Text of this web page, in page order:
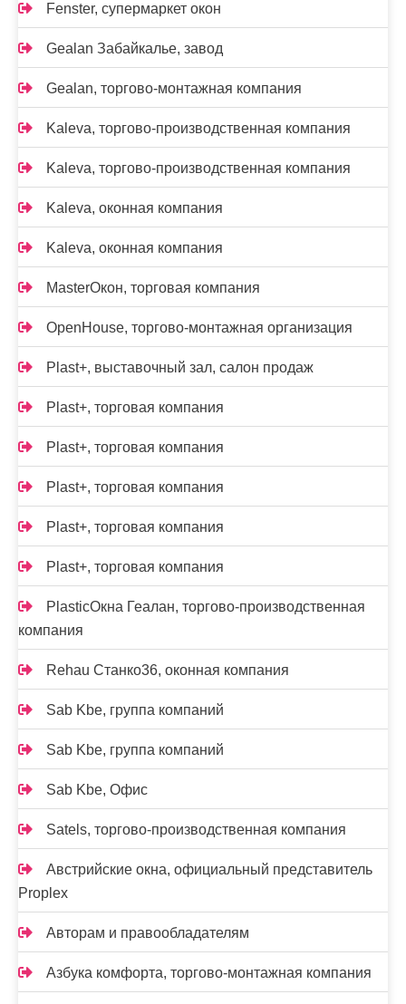
Fenster, супермаркет окон
Gealan Забайкалье, завод
Gealan, торгово-монтажная компания
Kaleva, торгово-производственная компания
Kaleva, торгово-производственная компания
Kalevа, оконная компания
Kalevа, оконная компания
MasterОкон, торговая компания
OpenHouse, торгово-монтажная организация
Plast+, выставочный зал, салон продаж
Plast+, торговая компания
Plast+, торговая компания
Plast+, торговая компания
Plast+, торговая компания
Plast+, торговая компания
PlasticОкна Геалан, торгово-производственная
компания
Rehau Станко36, оконная компания
Sab Kbe, группа компаний
Sab Kbe, группа компаний
Sab Kbe, Офис
Satels, торгово-производственная компания
Австрийские окна, официальный представитель
Proplex
Авторам и правообладателям
Азбука комфорта, торгово-монтажная компания